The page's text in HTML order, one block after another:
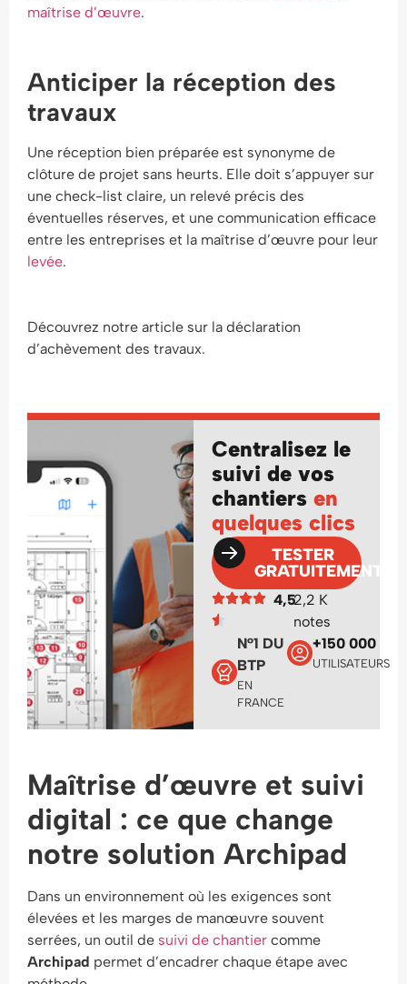
maîtrise d’œuvre.
Anticiper la réception des
travaux
Une réception bien préparée est synonyme de
clôture de projet sans heurts. Elle doit s’appuyer sur
une check-list claire, un relevé précis des
éventuelles réserves, et une communication efficace
entre les entreprises et la maîtrise d’œuvre pour leur
levée.
Découvrez notre article sur la déclaration
d’achèvement des travaux.
Centralisez le
suivi de vos
chantiersen
quelques clics
TESTER
GRATUITEMENT
4,52,2 K
notes
N°1 DU
BTP
EN
FRANCE
+150 000
UTILISATEURS
Maîtrise d’œuvre et suivi
digital : ce que change
notre solution Archipad
Dans un environnement où les exigences sont
élevées et les marges de manœuvre souvent
serrées, un outil de suivi de chantier comme
Archipad permet d’encadrer chaque étape avec